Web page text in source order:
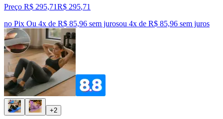
Preço R$ 295,71R$ 295,71
no Pix Ou 4x de R$ 85,96 sem jurosou 4x de R$ 85,96 sem juros
+2